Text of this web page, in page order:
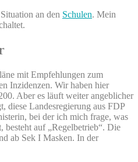
an den Schulen. Mein
mit Empfehlungen zum
Inzidenzen. Wir haben hier
Aber es läuft weiter angeblicher
diese Landesregierung aus FDP
bei der ich mich frage, was
besteht auf „Regelbetrieb“. Die
ab Sek I Masken. In der